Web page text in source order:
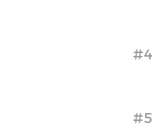
#4
#5